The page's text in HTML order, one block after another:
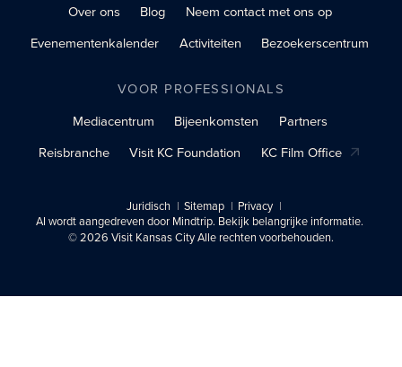
Over ons
Blog
Neem contact met ons op
Evenementenkalender
Activiteiten Bezoekerscentrum
VOOR PROFESSIONALS
Mediacentrum
Bijeenkomsten
Partners
Reisbranche
Visit KC Foundation KC Film Office
Juridisch Sitemap
Privacy
AI wordt aangedreven door Mindtrip. Bekijk belangrijke informatie.
© 2026 Visit Kansas City Alle rechten voorbehouden.